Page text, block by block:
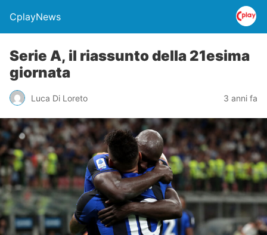
CplayNews
Serie A, il riassunto della 21esima
giornata
Luca Di Loreto 3 anni fa